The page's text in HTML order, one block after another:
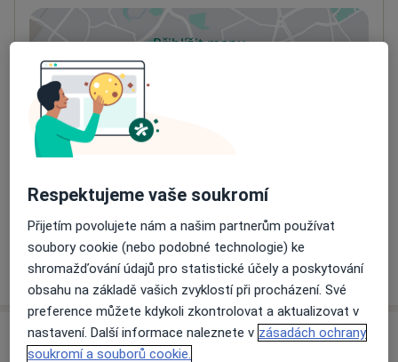
Přiblížit mapu
Dostupnost
Na této adrese online kalendář není aktivní
Co mám v takové situaci udělat?
Na teto adrese lékař přijímá pacienty na pojišťovnu
Detaily
Víceo adrese
Názory
Respektujeme vaše soukromí
Přijetím povolujete nám a našim partnerům používat
soubory cookie (nebo podobné technologie) ke
shromažďování údajů pro statistické účely a poskytování
obsahu na základě vašich zvyklostí při procházení. Své
preference můžete kdykoli zkontrolovat a aktualizovat v
nastavení. Další informace naleznete v zásadách ochrany
soukromí a souborů cookie.